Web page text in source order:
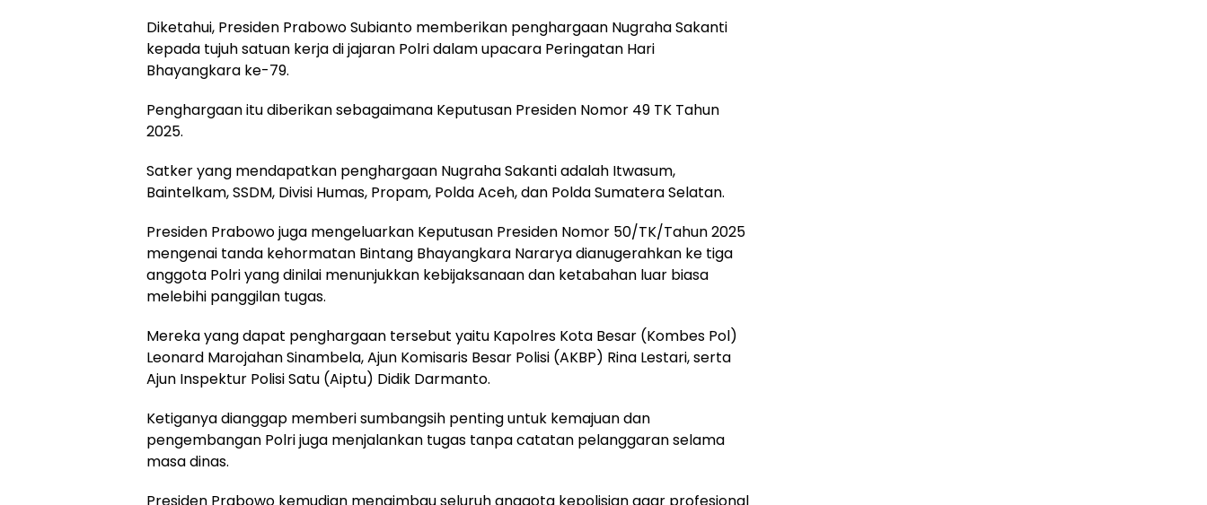
Diketahui, Presiden Prabowo Subianto memberikan penghargaan Nugraha Sakanti
kepada tujuh satuan kerja di jajaran Polri dalam upacara Peringatan Hari
Bhayangkara ke-79.
Penghargaan itu diberikan sebagaimana Keputusan Presiden Nomor 49 TK Tahun
2025.
Satker yang mendapatkan penghargaan Nugraha Sakanti adalah Itwasum,
Baintelkam, SSDM, Divisi Humas, Propam, Polda Aceh, dan Polda Sumatera Selatan.
Presiden Prabowo juga mengeluarkan Keputusan Presiden Nomor 50/TK/Tahun 2025
mengenai tanda kehormatan Bintang Bhayangkara Nararya dianugerahkan ke tiga
anggota Polri yang dinilai menunjukkan kebijaksanaan dan ketabahan luar biasa
melebihi panggilan tugas.
Mereka yang dapat penghargaan tersebut yaitu Kapolres Kota Besar (Kombes Pol)
Leonard Marojahan Sinambela, Ajun Komisaris Besar Polisi (AKBP) Rina Lestari, serta
Ajun Inspektur Polisi Satu (Aiptu) Didik Darmanto.
Ketiganya dianggap memberi sumbangsih penting untuk kemajuan dan
pengembangan Polri juga menjalankan tugas tanpa catatan pelanggaran selama
masa dinas.